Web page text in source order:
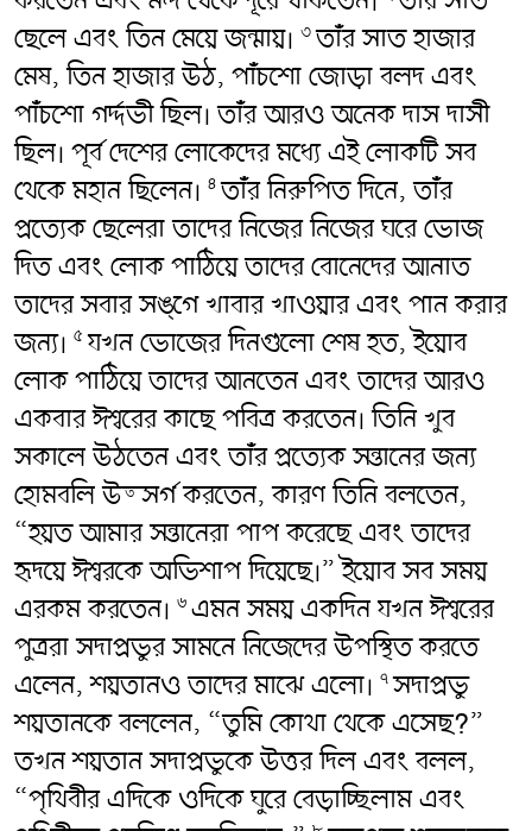
ছেলে এবং তিন মেয়ে জন্মায়। ৩তাঁর সাত হাজার
মেষ, তিন হাজার উঠ, পাঁচশো জোড়া বলদ এবং
পাঁচশো গর্দ্দভী ছিল। তাঁর আরও অনেক দাস দাসী
ছিল। পূর্ব দেশের লোকেদের মধ্যে এই লোকটি সব
থেকে মহান ছিলেন। ৪তাঁর নিরুপিত দিনে, তাঁর
প্রত্যেক ছেলেরা তাদের নিজের নিজের ঘরে ভোজ
দিত এবং লোক পাঠিয়ে তাদের বোনেদের আনাত
তাদের সবার সঙ্গে খাবার খাওয়ার এবং পান করার
জন্য। ৫যখন ভোজের দিনগুলো শেষ হত, ইয়োব
লোক পাঠিয়ে তাদের আনতেন এবং তাদের আরও
একবার ঈশ্বরের কাছে পবিত্র করতেন। তিনি খুব
সকালে উঠতেন এবং তাঁর প্রত্যেক সন্তানের জন্য
হোমবলি উত্সর্গ করতেন, কারণ তিনি বলতেন,
“হয়ত আমার সন্তানেরা পাপ করেছে এবং তাদের
হৃদয়ে ঈশ্বরকে অভিশাপ দিয়েছে।” ইয়োব সব সময়
এরকম করতেন। ৬ এমন সময় একদিন যখন ঈশ্বরের
পুত্ররা সদাপ্রভুর সামনে নিজেদের উপস্থিত করতে
এলেন, শয়তানও তাদের মাঝে এলো। ৭সদাপ্রভু
শয়তানকে বললেন, “তুমি কোথা থেকে এসেছ?”
তখন শয়তান সদাপ্রভুকে উত্তর দিল এবং বলল,
“পৃথিবীর এদিকে ওদিকে ঘুরে বেড়াচ্ছিলাম এবং